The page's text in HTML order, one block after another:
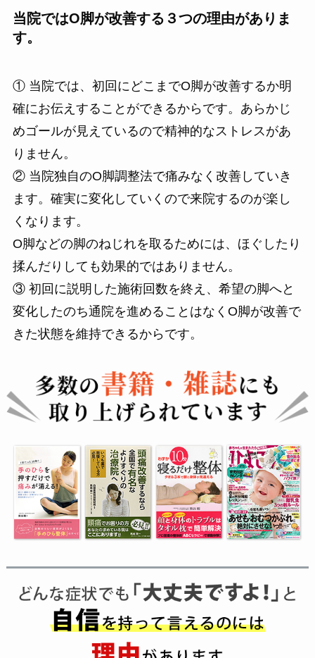
当院ではO脚が改善する３つの理由がありま
す。
① 当院では、初回にどこまでO脚が改善するか明
確にお伝えすることができるからです。あらかじ
めゴールが見えているので精神的なストレスがあ
りません。
② 当院独自のO脚調整法で痛みなく改善していき
ます。確実に変化していくので来院するのが楽し
くなります。
O脚などの脚のねじれを取るためには、ほぐしたり
揉んだりしても効果的ではありません。
③ 初回に説明した施術回数を終え、希望の脚へと
変化したのち通院を進めることはなくO脚が改善で
きた状態を維持できるからです。